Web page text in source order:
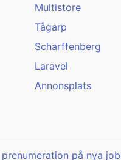
Multistore
Tågarp
Scharffenberg
Laravel
Annonsplats
prenumeration på nya